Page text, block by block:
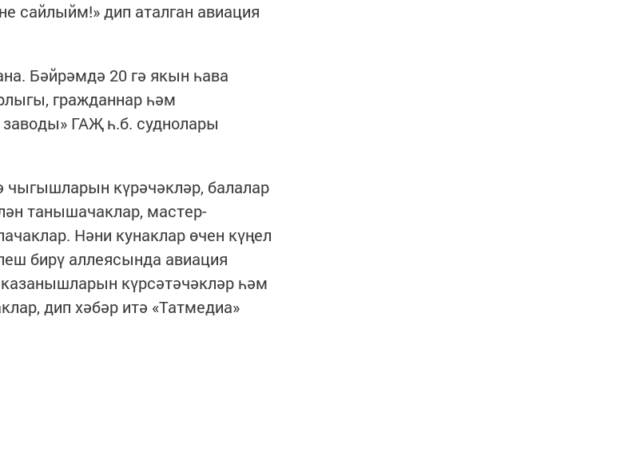
сайлыйм!» дип аталган авиация
Бәйрәмдә 20 гә якын һава
гражданнар һәм
заводы» ГАҖ һ.б. суднолары
күрәчәкләр, балалар
танышачаклар, мастер-
Нәни кунаклар өчен күңел
бирү аллеясында авиация
күрсәтәчәкләр һәм
дип хәбәр итә «Татмедиа»